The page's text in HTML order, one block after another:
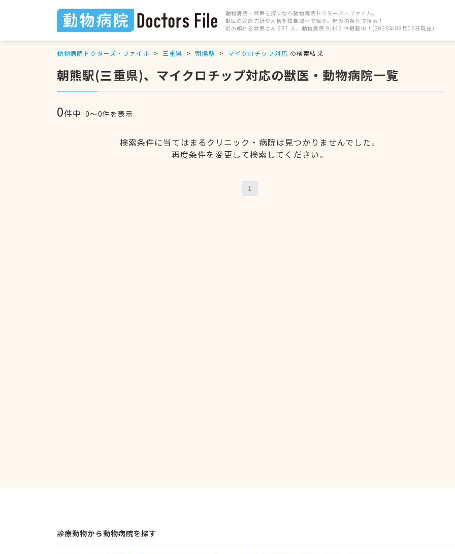
動物病院・獣医を探すなら動物病院ドクターズ・ファイル。
獣医の診療方針や人柄を独自取材で紹介。好みの条件で検索！
街の頼れる獣医さん 937 人、動物病院 9,443 件掲載中！(2026年08月06日現在)
動物病院ドクターズ・ファイル 三重県 朝熊駅 マイクロチップ対応 の検索結果
朝熊駅(三重県)、マイクロチップ対応の獣医・動物病院一覧
0件中 0〜0件を表示
検索条件に当てはまるクリニック・病院は見つかりませんでした。
再度条件を変更して検索してください。
1
診療動物から動物病院を探す